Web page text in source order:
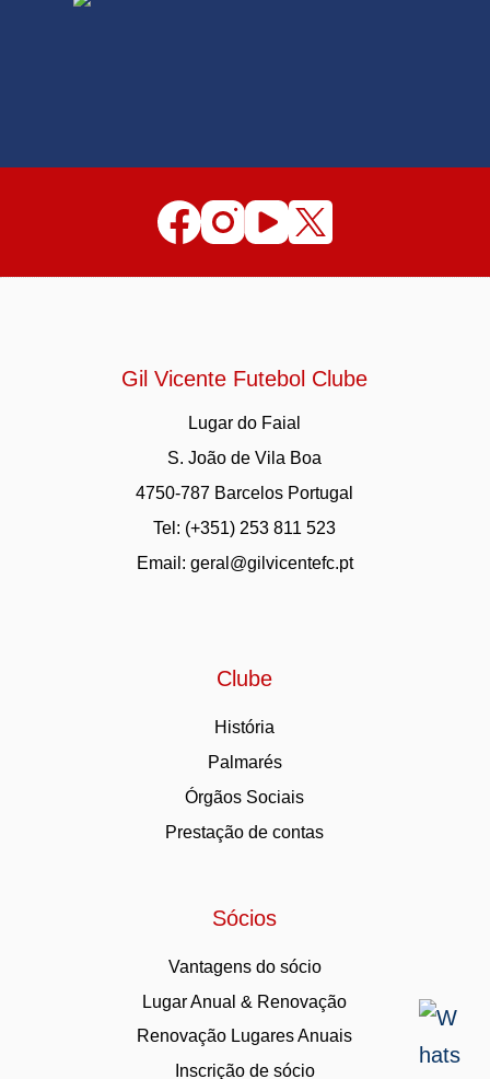
Gil Vicente Futebol Clube
Lugar do Faial
S. João de Vila Boa
4750-787 Barcelos Portugal
Tel: (+351) 253 811 523
Email: geral@gilvicentefc.pt
Clube
História
Palmarés
Órgãos Sociais
Prestação de contas
Sócios
Vantagens do sócio
Lugar Anual & Renovação
Renovação Lugares Anuais
Inscrição de sócio